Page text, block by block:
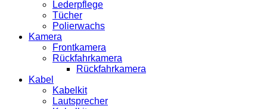
Lederpflege
Tücher
Polierwachs
Kamera
Frontkamera
Rückfahrkamera
Rückfahrkamera
Kabel
Kabelkit
Lautsprecher